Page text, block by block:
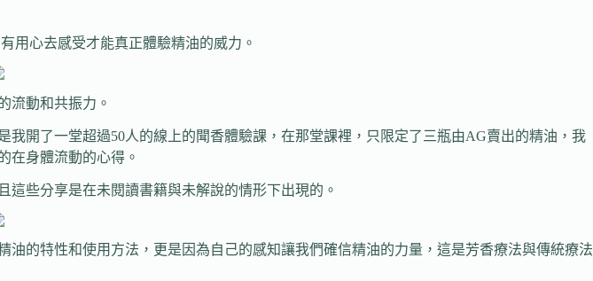
用心去感受才能真正體驗精油的威力。
流動和共振力。
開了一堂超過50人的線上的聞香體驗課，在那堂課裡，只限定了三瓶由AG賣出的精油，我
在身體流動的心得。
些分享是在未閱讀書籍與未解說的情形下出現的。
油的特性和使用方法，更是因為自己的感知讓我們確信精油的力量，這是芳香療法與傳統療法